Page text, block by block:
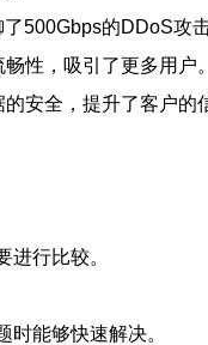
500Gbps的DDoS攻
性，吸引了更多用户。
安全，提升了客户的
行比较。
能够快速解决。